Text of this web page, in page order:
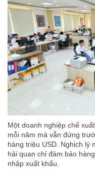
Một doanh nghiệp chế
mỗi năm mà vẫn đứng
hàng triệu USD. Nghịch lý
hải quan chỉ đảm bảo
nhập xuất khẩu.